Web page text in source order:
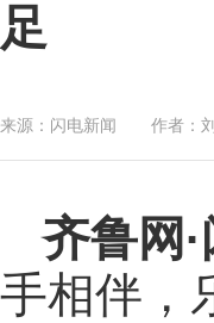
足
来源： 闪电新闻 作者：
齐鲁网
手相伴，